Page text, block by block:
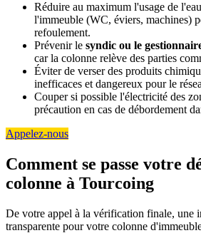
Réduire au maximum l'usage de
l'immeuble (WC, éviers, machines)
refoulement.
Prévenir le syndic ou le
car la colonne relève des parties
Éviter de verser des produits
inefficaces et dangereux pour le
Couper si possible l'électricité des
précaution en cas de débordement
Appelez-nous
Comment se passe votre
colonne à Tourcoing
De votre appel à la vérification finale, une
transparente pour votre colonne